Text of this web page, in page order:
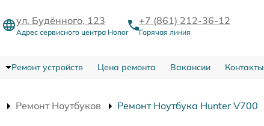
ул. Будённого, 123
Адрес сервисного центра Honor
+7 (861) 212-36-12
Горячая линия
Ремонт устройств Цена ремонта Вакансии Контакты
Ремонт Ноутбуков Ремонт Ноутбука Hunter V700